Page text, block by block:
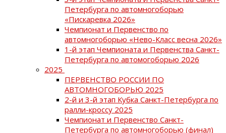
Петербурга по автомногоборью
«Пискаревка 2026»
Чемпионат и Первенство по
автомногоборью «Нево-Класс весна 2026»
1-й этап Чемпионата и Первенства Санкт-
Петербурга по автомогоборью 2026
2025
ПЕРВЕНСТВО РОССИИ ПО
АВТОМНОГОБОРЬЮ 2025
2-й и 3-й этап Кубка Санкт-Петербурга по
ралли-кроссу 2025
Чемпионат и Первенство Санкт-
Петербурга по автомногоборью (финал)